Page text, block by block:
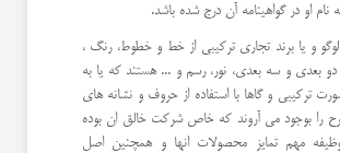
او در گواهینامه آن درج شده باشد.
و یا برند تجاری ترکیبی از خط و خطوط، رنگ ،
دو بعدی و سه بعدی، نور، رسم و ... هستند که یا به
ترکیبی و گاها با استفاده از حروف و نشانه های
را بوجود می آروند که خاص شرکت خالق ان بوده
مهم تمایز محصولات انها و همچنین اصل